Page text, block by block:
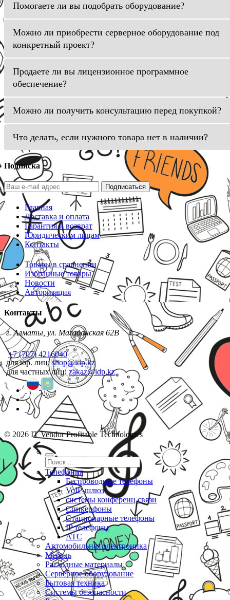
Помогаете ли вы подобрать оборудование?
Можно ли приобрести серверное оборудование под
конкретный проект?
Продаете ли вы лицензионное программное
обеспечение?
Можно ли получить консультацию перед покупкой?
Что делать, если нужного товара нет в наличии?
Подписка
Подписаться
Главная
Доставка и оплата
Гарантия и возврат
Юридическим лицам
Контакты
Товары в сравнении
Избранные товары
Новости
Авторизация
Контакты
г. Алматы, ул. Магаданская 62В
+7 (707) 4216040
для юр. лиц:shop@idp.kz
для частных лиц: zakaz@idp.kz
© 2026 IT Vendor Profitable Technologies
Телефония
Беспроводные телефоны
VoIP-шлюз
системы конференц связи
Спикерфоны
Стационарные телефоны
IP телефоны
АТС
Автомобильная электроника
Мебель
Расходные материалы
Серверное оборудование
Бытовая техника
Системы безопасности